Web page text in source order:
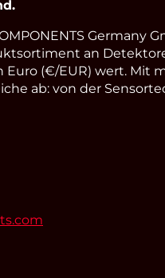
Germany
an
(€/EUR) wert. Mit
ab: von der